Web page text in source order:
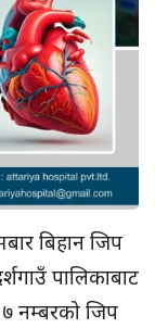
बिहान जिप
पालिकाबाट
नम्बरको जिप